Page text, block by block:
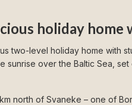
holiday home
two-level holiday home with
sunrise over the Baltic Sea,
north of Svaneke – one of